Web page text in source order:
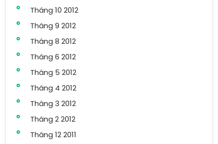
Tháng 10 2012
Tháng 9 2012
Tháng 8 2012
Tháng 6 2012
Tháng 5 2012
Tháng 4 2012
Tháng 3 2012
Tháng 2 2012
Tháng 12 2011